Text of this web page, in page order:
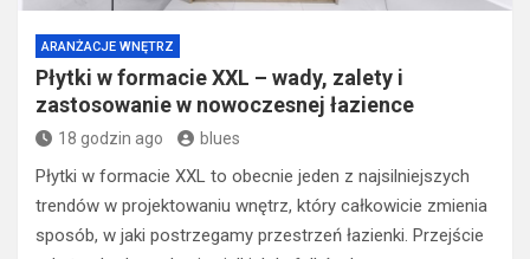
ARANŻACJE WNĘTRZ
Płytki w formacie XXL – wady, zalety i
zastosowanie w nowoczesnej łazience
18 godzin ago blues
Płytki w formacie XXL to obecnie jeden z najsilniejszych
trendów w projektowaniu wnętrz, który całkowicie zmienia
sposób, w jaki postrzegamy przestrzeń łazienki. Przejście